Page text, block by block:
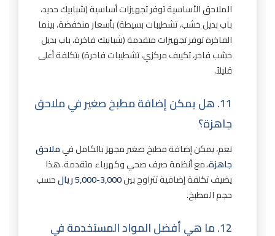
الملاحق الأساسية توفر تجهيزات أساسية (شبابيك حديد،
باب بديل خشب، تشطيبات بسيطة) بأسعار منخفضة، بينما
الفاخرة توفر تجهيزات متقدمة (شبابيك فاخرة، باب بديل
خشب فاخر، تكييف مركزي، تشطيبات فاخرة) بتكلفة أعلى
قليلاً.
11. هل يمكن إضافة مطبخ صغير في ملاحق
جاهزة؟
نعم، يمكن إضافة مطبخ صغير مجهز بالكامل فيملاحق
جاهزة، مع أنظمة صرف صحي وكهرباء متقدمة. هذا
يضيف تكلفة إضافية تتراوح بين3,000-5,000 ريال
حسب
حجم المطبخ.
12. ما هي أفضل المواد المستخدمة في